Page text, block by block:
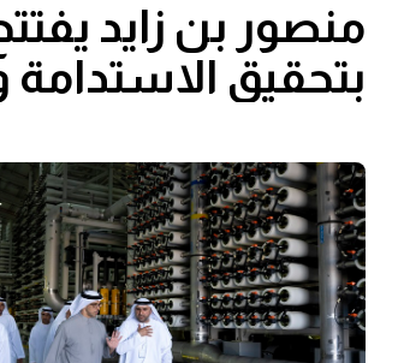
منصور بن زايد
بتحقيقِ الاستدامة